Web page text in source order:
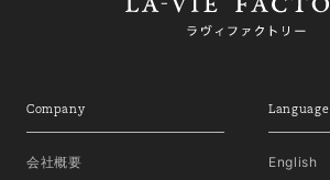
Company
会社概要
Language
English